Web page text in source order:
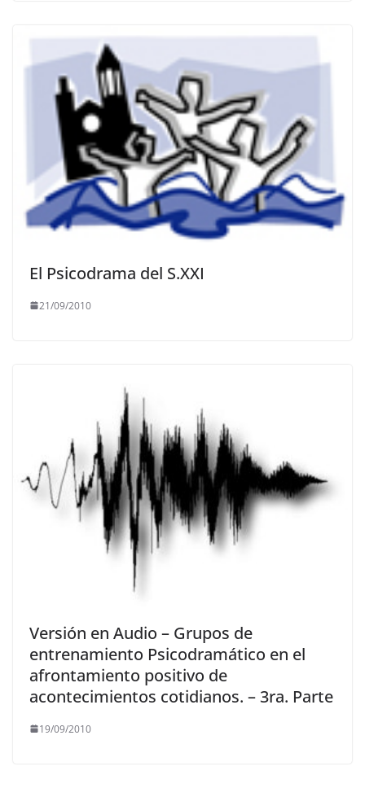
El Psicodrama del S.XXI
21/09/2010
Versión en Audio – Grupos de
entrenamiento Psicodramático en el
afrontamiento positivo de
acontecimientos cotidianos. – 3ra. Parte
19/09/2010